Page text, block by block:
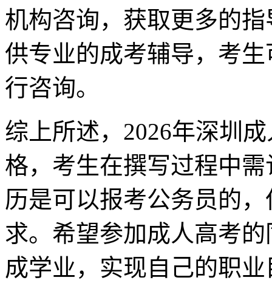
机构咨询，获取更多的
供专业的成考辅导，考
行咨询。
综上所述，2026年深圳
格，考生在撰写过程中
历是可以报考公务员的
求。希望参加成人高考
成学业，实现自己的职